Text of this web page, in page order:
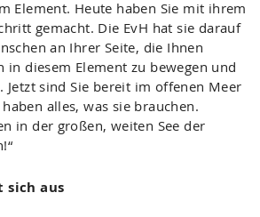
Element. Heute haben Sie mit ihrem
gemacht. Die EvH hat sie darauf
an Ihrer Seite, die Ihnen
in diesem Element zu bewegen und
Jetzt sind Sie bereit im offenen Meer
alles, was sie brauchen.
in der großen, weiten See der
sich aus